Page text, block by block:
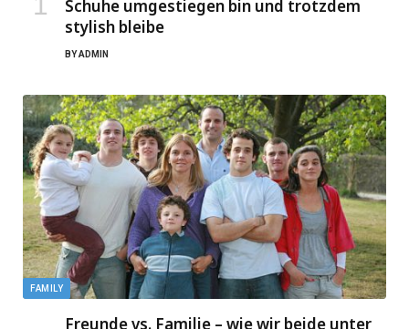
Schuhe umgestiegen bin und trotzdem
stylish bleibe
BYADMIN
FAMILY
Freunde vs. Familie – wie wir beide unter